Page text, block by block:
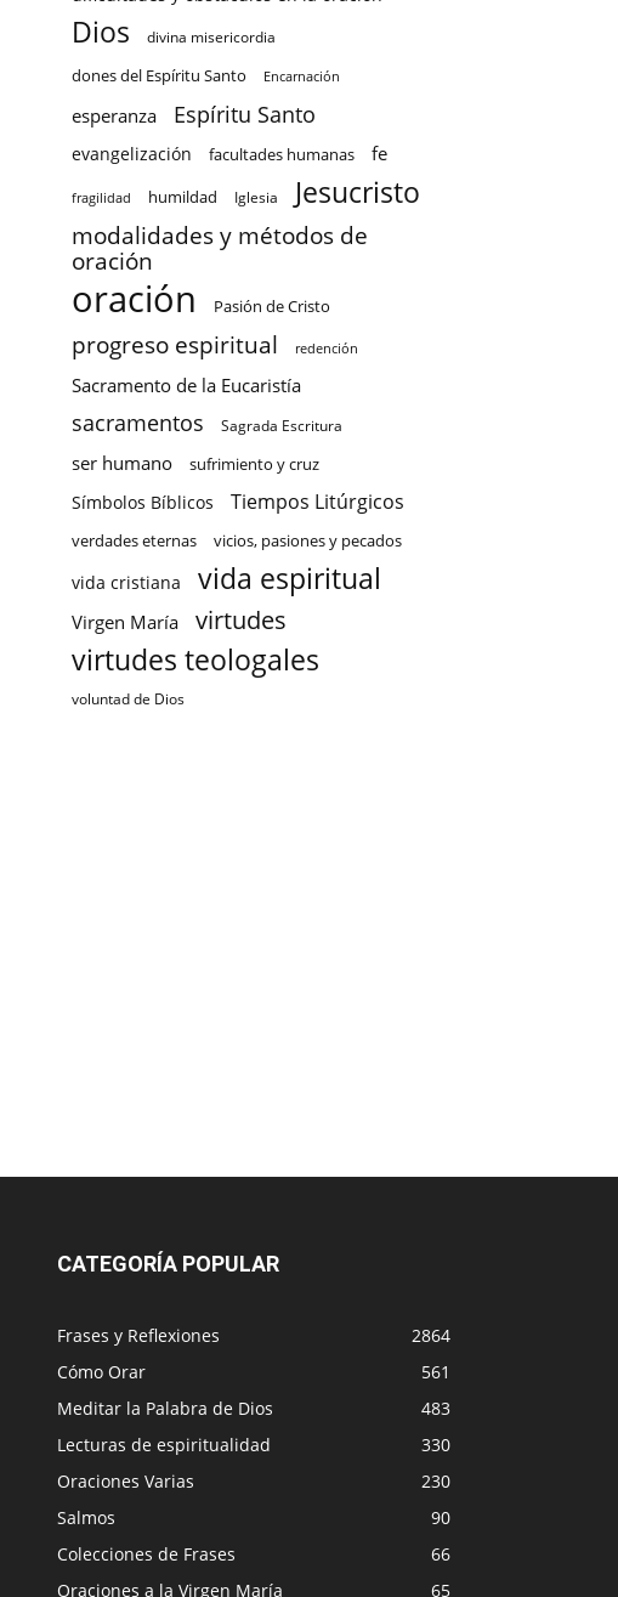
Dios divina misericordia
dones del Espíritu Santo Encarnación
esperanza Espíritu Santo
evangelización facultades humanas fe
fragilidad humildad Iglesia Jesucristo
modalidades y métodos de
oración
oración Pasión de Cristo
progreso espiritual redención
Sacramento de la Eucaristía
sacramentos Sagrada Escritura
ser humano sufrimiento y cruz
Símbolos Bíblicos Tiempos Litúrgicos
verdades eternas vicios, pasiones y pecados
vida cristiana vida espiritual
Virgen María virtudes
virtudes teologales
voluntad de Dios
CATEGORÍA POPULAR
Frases y Reflexiones
2864
Cómo Orar
561
Meditar la Palabra de Dios
483
Lecturas de espiritualidad
330
Oraciones Varias
230
Salmos
90
Colecciones de Frases
66
Oraciones a la Virgen María
65